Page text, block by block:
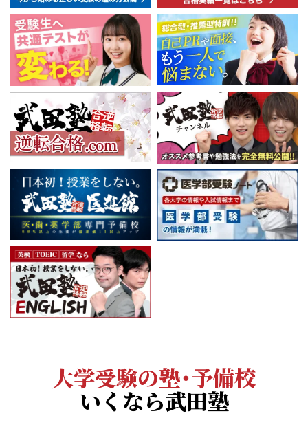
大学受験の塾・予備校
いくなら武田塾